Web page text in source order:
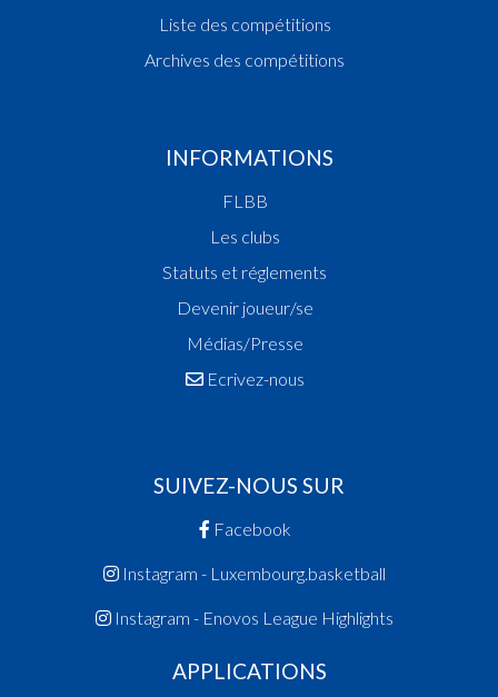
Liste des compétitions
Archives des compétitions
INFORMATIONS
FLBB
Les clubs
Statuts et réglements
Devenir joueur/se
Médias/Presse
Ecrivez-nous
SUIVEZ-NOUS SUR
Facebook
Instagram - Luxembourg.basketball
Instagram - Enovos League Highlights
APPLICATIONS